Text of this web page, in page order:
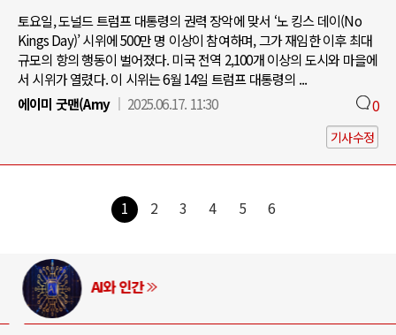
토요일, 도널드 트럼프 대통령의 권력 장악에 맞서 ‘노 킹스 데이(No
Kings Day)’ 시위에 500만 명 이상이 참여하며, 그가 재임한 이후 최대
규모의 항의 행동이 벌어졌다. 미국 전역 2,100개 이상의 도시와 마을에
서 시위가 열렸다. 이 시위는 6월 14일 트럼프 대통령의 ...
에이미 굿맨(Amy
2025.06.17. 11:30 0
기사수정
1 2 3 4 5 6
AI와 인간